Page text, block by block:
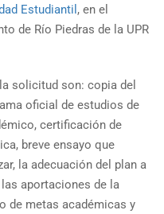
Estudiantil , en el
de Río Piedras de la UPR
solicitud son: copia del
oficial de estudios de
certificación de
breve ensayo que
la adecuación del plan a
aportaciones de la
de metas académicas y